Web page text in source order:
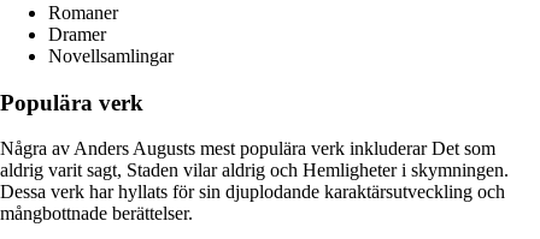
Romaner
Dramer
Novellsamlingar
Populära verk
Några av Anders Augusts mest populära verk inkluderar Det som
aldrig varit sagt, Staden vilar aldrig och Hemligheter i skymningen.
Dessa verk har hyllats för sin djuplodande karaktärsutveckling och
mångbottnade berättelser.